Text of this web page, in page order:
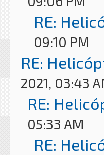
RE:
09:10 PM
RE:
2021, 03:43
RE:
05:33 AM
RE: